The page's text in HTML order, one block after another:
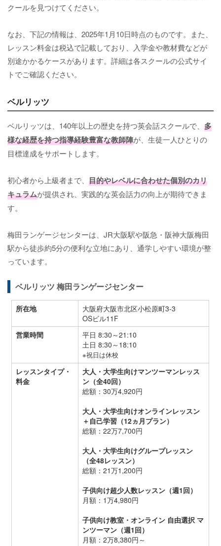
クールを見つけてください。
なお、下記の情報は、2025年1月10日時点のものです。また、
レッスン料金は税込で記載しており、入学金や教材費などが
別途かかるケースがあります。詳細は各スクールの公式サイ
トでご確認ください。
ベルリッツ
ベルリッツは、140年以上の歴史を持つ英会話スクールで、 多
様な経歴を持つ指導経験豊富な教師陣が、生徒一人ひとりの
目標達成をサポートします。
初心者から上級者まで、 目的やレベルに合わせた個別のカリ
キュラムが提供され、実践的な英会話力の向上が期待できま
す。
梅田ランゲージセンターは、JR大阪駅や阪急・阪神大阪梅田
駅から徒歩約5分の便利な立地にあり、通学しやすい環境が整
っています。
ベルリッツ 梅田ランゲージセンター
所在地
大阪府大阪市北区小松原町3-3
OSビル11F
営業時間
平日 8:30～21:10
土日 8:30～18:10
※祝日は休校
レッスンタイプ・
料金
大人・大学生向けマンツーマンレッス
ン（全40回）
総額：30万4,920円
大人・大学生向けオンラインレッスン
＋自己学習（12ヵ月プラン）
総額：22万7,700円
大人・大学生向けグループレッスン
（全48レッスン）
総額：21万1,200円
子供向け超少人数レッスン（週1回）
月額：1万4,980円
子供向け教室・オンライン 自由選択 マ
ンツーマン（週1回）
月額：2万8,380円～